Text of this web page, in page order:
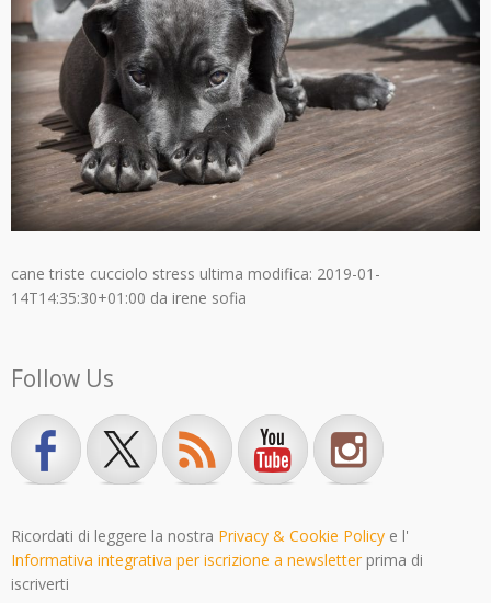
cane triste cucciolo stress ultima modifica: 2019-01-
14T14:35:30+01:00 da irene sofia
Follow Us
Ricordati di leggere la nostra Privacy & Cookie Policy e l'
Informativa integrativa per iscrizione a newsletterprima di
iscriverti